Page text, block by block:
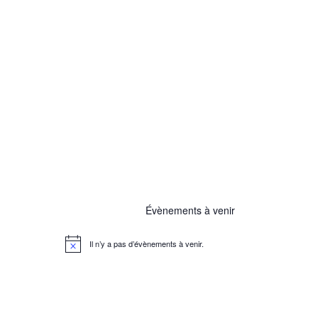
Évènements à venir
N
Il n’y a pas d’évènements à venir.